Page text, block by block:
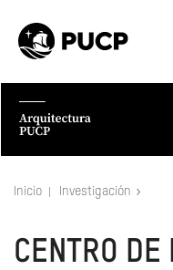
Inicio Investigación
CENTRO DE